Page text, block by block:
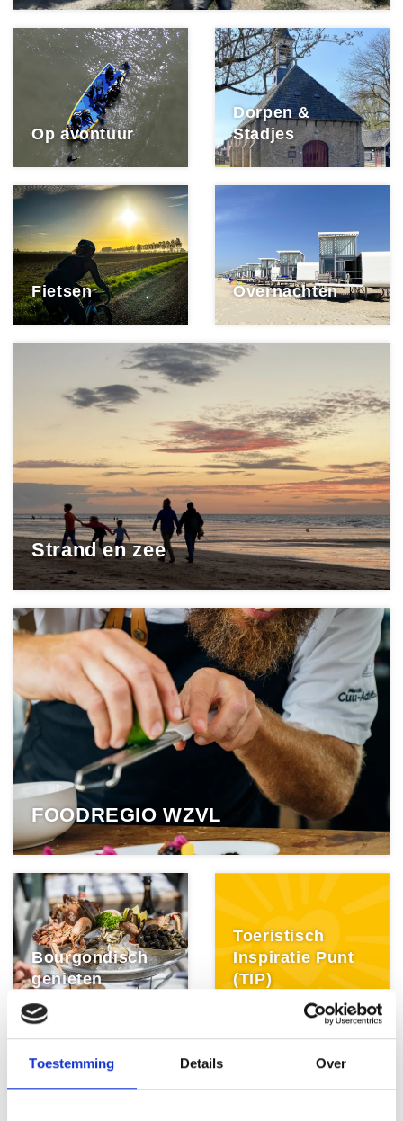
Toestemming Details Over
Op avontuur
Dorpen &
Stadjes
Fietsen Overnachten
Strand en zee
FOODREGIO WZVL
Bourgondisch
genieten
Toeristisch
Inspiratie Punt
(TIP)